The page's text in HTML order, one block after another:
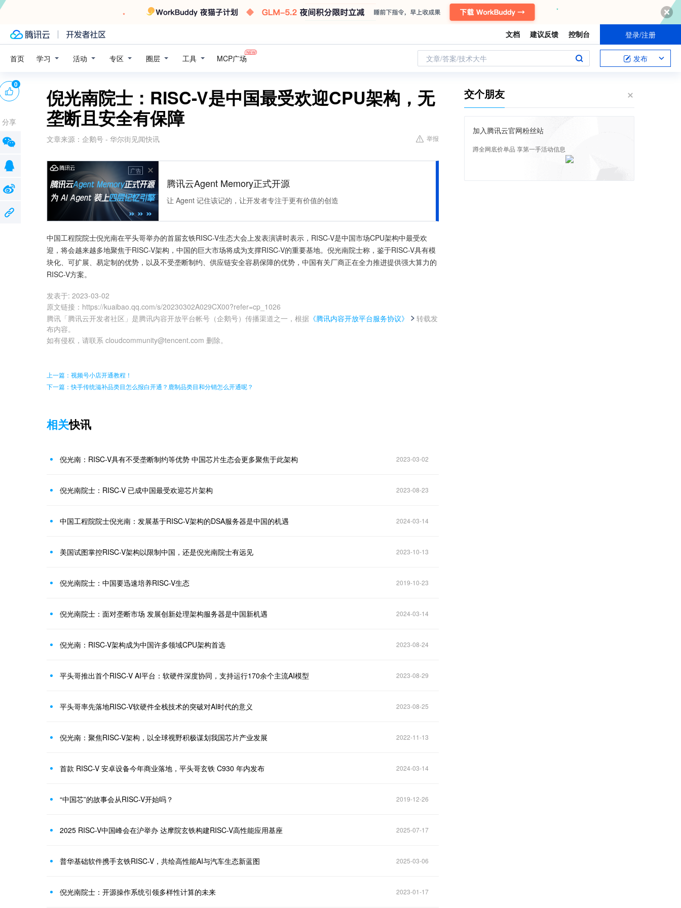
文档 建议反馈 控制台 登录/注册
首页 学习 活动 专区 圈层 工具 MCP广场 文章/答案/技术大牛 发布
倪光南院士：RISC-V是中国最受欢迎CPU架构，无
垄断且安全有保障
文章来源： 企鹅号 - 华尔街见闻快讯 举报
广告
腾讯云Agent Memory正式开源
让 Agent 记住该记的，让开发者专注于更有价值的创造
中国工程院院士倪光南在平头哥举办的首届玄铁RISC-V生态大会上发表演讲时表示，RISC-V是中国市场CPU架构中最受欢
迎，将会越来越多地聚焦于RISC-V架构，中国的巨大市场将成为支撑RISC-V的重要基地。倪光南院士称，鉴于RISC-V具有模
块化、可扩展、易定制的优势，以及不受垄断制约、供应链安全容易保障的优势，中国有关厂商正在全力推进提供强大算力的
RISC-V方案。
发表于: 2023-03-02
原文链接 ： https://kuaibao.qq.com/s/20230302A029CX00?refer=cp_1026
腾讯「腾讯云开发者社区」是腾讯内容开放平台帐号（企鹅号）传播渠道之一，根据 《腾讯内容开放平台服务协议》
转载发
布内容。
如有侵权，请联系 cloudcommunity@tencent.com 删除。
0
分享
上一篇：视频号小店开通教程！
下一篇：快手传统滋补品类目怎么报白开通？鹿制品类目和分销怎么开通呢？
相关快讯
倪光南：RISC-V具有不受垄断制约等优势 中国芯片生态会更多聚焦于此架构 2023-03-02
倪光南院士：RISC-V 已成中国最受欢迎芯片架构 2023-08-23
中国工程院院士倪光南：发展基于RISC-V架构的DSA服务器是中国的机遇 2024-03-14
美国试图掌控RISC-V架构以限制中国，还是倪光南院士有远见 2023-10-13
倪光南院士：中国要迅速培养RISC-V生态 2019-10-23
倪光南院士：面对垄断市场 发展创新处理架构服务器是中国新机遇 2024-03-14
倪光南：RISC-V架构成为中国许多领域CPU架构首选 2023-08-24
平头哥推出首个RISC-V AI平台：软硬件深度协同，支持运行170余个主流AI模型 2023-08-29
平头哥率先落地RISC-V软硬件全栈技术的突破对AI时代的意义 2023-08-25
倪光南：聚焦RISC-V架构，以全球视野积极谋划我国芯片产业发展 2022-11-13
首款 RISC-V 安卓设备今年商业落地，平头哥玄铁 C930 年内发布 2024-03-14
“中国芯”的故事会从RISC-V​开始吗？ 2019-12-26
2025 RISC-V中国峰会在沪举办 达摩院玄铁构建RISC-V高性能应用基座 2025-07-17
普华基础软件携手玄铁RISC-V，共绘高性能AI与汽车生态新蓝图 2025-03-06
倪光南院士：开源操作系统引领多样性计算的未来 2023-01-17
交个朋友
加入腾讯云官网粉丝站
蹲全网底价单品 享第一手活动信息